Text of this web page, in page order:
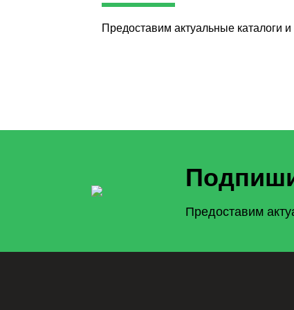
Предоставим актуальные каталоги
Предоставим